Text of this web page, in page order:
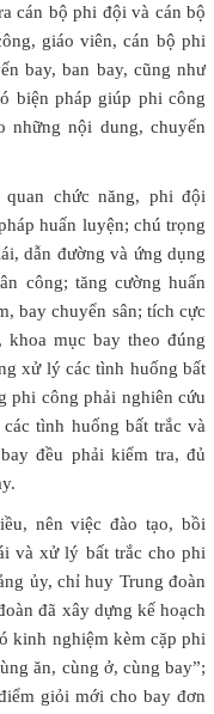
cán bộ phi đội và cán bộ
giáo viên, cán bộ phi
bay, ban bay, cũng như
biện pháp giúp phi công
những nội dung, chuyến
chức năng, phi đội
huấn luyện; chú trọng
dẫn đường và ứng dụng
công; tăng cường huấn
bay chuyển sân; tích cực
khoa mục bay theo đúng
xử lý các tình huống bất
phi công phải nghiên cứu
tình huống bất trắc và
đều phải kiểm tra, đủ
nên việc đào tạo, bồi
và xử lý bất trắc cho phi
ủy, chỉ huy Trung đoàn
đã xây dựng kế hoạch
kinh nghiệm kèm cặp phi
ăn, cùng ở, cùng bay”;
giỏi mới cho bay đơn